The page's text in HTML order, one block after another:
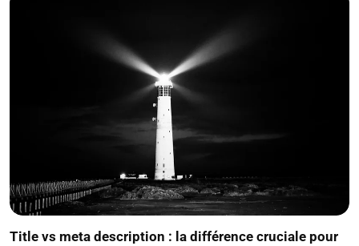
Title vs meta description : la différence cruciale pour